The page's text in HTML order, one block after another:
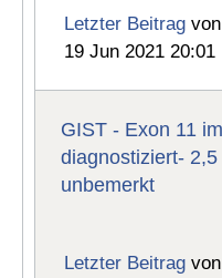
Letzter Beitrag
19 Jun 2021 20:01
GIST - Exon 11
diagnostiziert-
unbemerkt
Letzter Beitrag